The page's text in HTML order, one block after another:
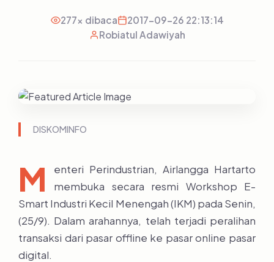
277x dibaca
2017-09-26 22:13:14
Robiatul Adawiyah
DISKOMINFO
M
enteri Perindustrian, Airlangga Hartarto
membuka secara resmi Workshop E-
Smart Industri Kecil Menengah (IKM) pada Senin,
(25/9). Dalam arahannya, telah terjadi peralihan
transaksi dari pasar offline ke pasar online pasar
digital.